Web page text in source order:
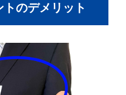
のデメリット